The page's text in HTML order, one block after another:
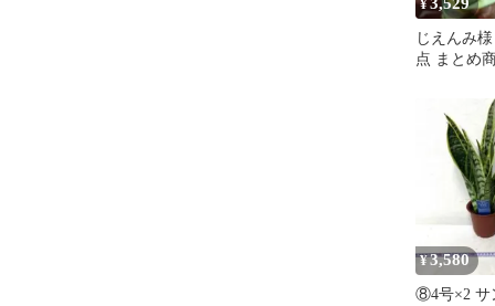
¥ 3,529
じえんみ
点 まとめ
¥3,580
⑧4号×2 サ